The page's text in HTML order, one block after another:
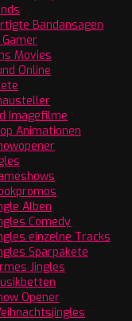
Bandansagen
Movies
Online
Imagefilme
Animationen
Alben
Comedy
einzelne Tracks
Sparpakete
Jingles
Opener